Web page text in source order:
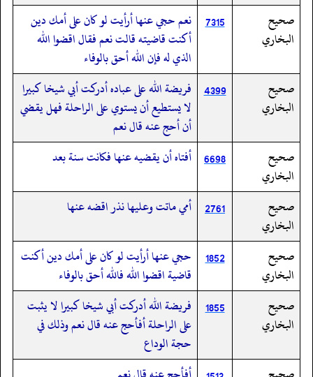
صحيح
البخاري
7315
نعم حجي عنها أرأيت لو كان على أمك دين
أكنت قاضيته قالت نعم فقال اقضوا الله
الذي له فإن الله أحق بالوفاء
صحيح
البخاري
4399 فريضة الله على عباده أدركت أبي شيخا كبيرا
لا يستطيع أن يستوي على الراحلة فهل يقضي
أن أحج عنه قال نعم
صحيح
البخاري
6698 أفتاه أن يقضيه عنها فكانت سنة بعد
صحيح
البخاري
2761 أمي ماتت وعليها نذر اقضه عنها
صحيح
البخاري
1852
حجي عنها أرأيت لو كان على أمك دين أكنت
قاضية اقضوا الله فالله أحق بالوفاء
صحيح
البخاري
1855
فريضة الله أدركت أبي شيخا كبيرا لا يثبت
على الراحلة أفأحج عنه قال نعم وذلك في
حجة الوداع